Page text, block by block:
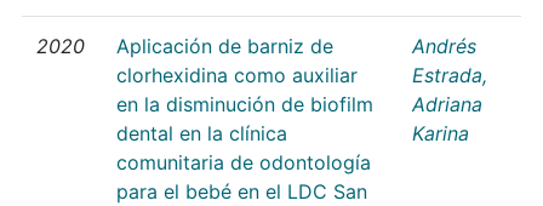
2020
Aplicación de barniz de
clorhexidina como auxiliar
en la disminución de biofilm
dental en la clínica
comunitaria de odontología
para el bebé en el LDC San
Andrés
Estrada,
Adriana
Karina